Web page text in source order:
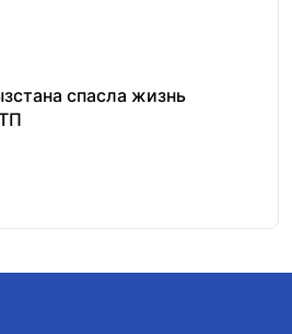
спасла жизнь